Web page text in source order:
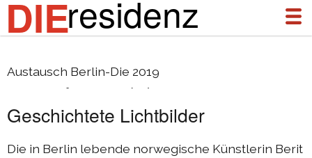
DIEresidenz
über uns
aktuelles
archiv
Austausch Berlin-Die 2019
Berit Myrebøe (N)
Geschichtete Lichtbilder
Die in Berlin lebende norwegische Künstlerin Berit